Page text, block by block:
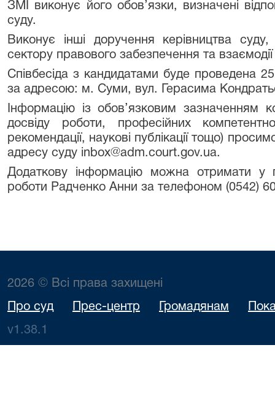
ЗМІ виконує його обов’язки, визначені
суду.
Виконує інші доручення керівництва
сектору правового забезпечення та взаємодії
Співбесіда з кандидатами буде проведена
за адресою: м. Суми, вул. Герасима
Інформацію із обов’язковим зазначенням
досвіду роботи, професійних
рекомендації, наукові публікації тощо)
адресу суду inbox@adm.court.gov.ua.
Додаткову інформацію можна отримати у
роботи Радченко Анни за телефоном (0542)
2026 © Всі права захищені
Про суд Прес-центр Громадянам
v1.38.1